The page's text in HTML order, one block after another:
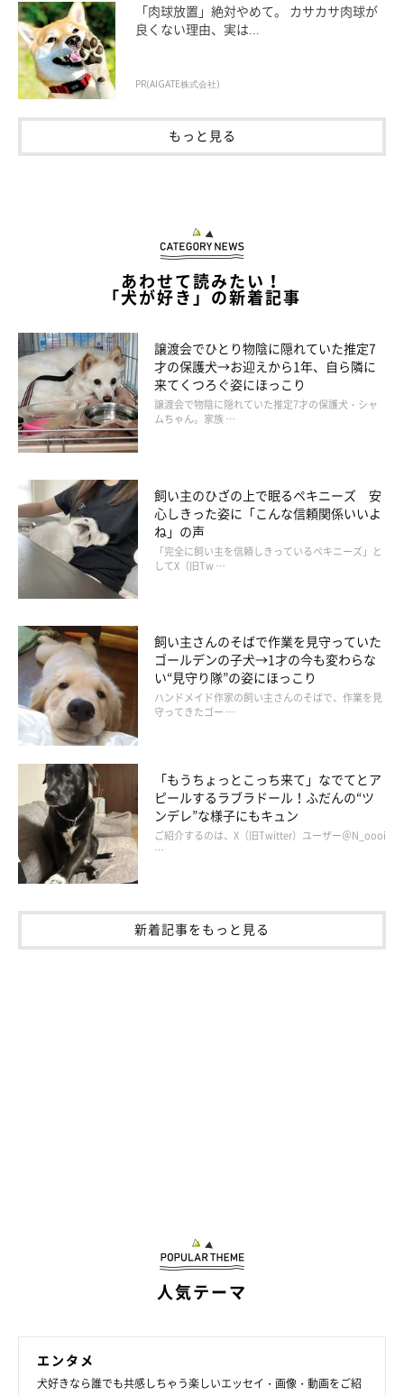
「肉球放置」絶対やめて。 カサカサ肉球が
良くない理由、実は...
PR(AIGATE株式会社)
もっと見る
あわせて読みたい！
「犬が好き」の新着記事
譲渡会でひとり物陰に隠れていた推定7
才の保護犬→お迎えから1年、自ら隣に
来てくつろぐ姿にほっこり
譲渡会で物陰に隠れていた推定7才の保護犬・シャ
ムちゃん。家族 …
飼い主のひざの上で眠るペキニーズ 安
心しきった姿に「こんな信頼関係いいよ
ね」の声
「完全に飼い主を信頼しきっているペキニーズ」と
してX（旧Tw …
飼い主さんのそばで作業を見守っていた
ゴールデンの子犬→1才の今も変わらな
い“見守り隊”の姿にほっこり
ハンドメイド作家の飼い主さんのそばで、作業を見
守ってきたゴー …
「もうちょっとこっち来て」なでてとア
ピールするラブラドール！ふだんの“ツ
ンデレ”な様子にもキュン
ご紹介するのは、X（旧Twitter）ユーザー＠N_oooi
…
新着記事をもっと見る
人気テーマ
エンタメ
犬好きなら誰でも共感しちゃう楽しいエッセイ・画像・動画をご紹